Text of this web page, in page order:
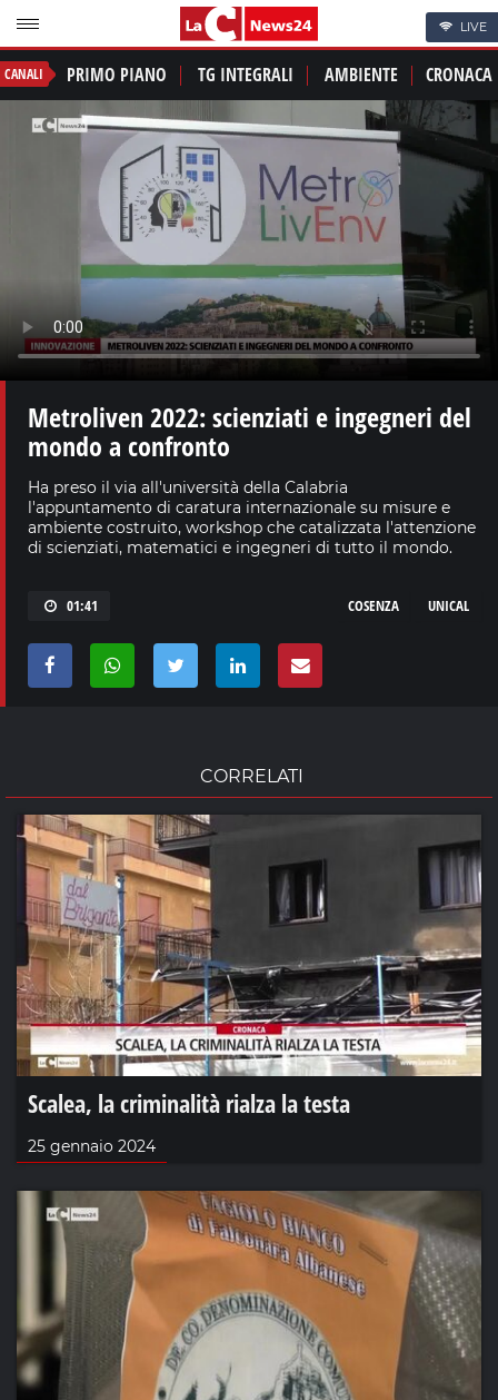
LIVE
CANALI PRIMO PIANO TG INTEGRALI AMBIENTE CRONACA
Metroliven 2022: scienziati e ingegneri del
mondo a confronto
Ha preso il via all'università della Calabria
l'appuntamento di caratura internazionale su misure e
ambiente costruito, workshop che catalizzata l'attenzione
di scienziati, matematici e ingegneri di tutto il mondo.
01:41 UNICAL
COSENZA
CORRELATI
Scalea, la criminalità rialza la testa
25 gennaio 2024